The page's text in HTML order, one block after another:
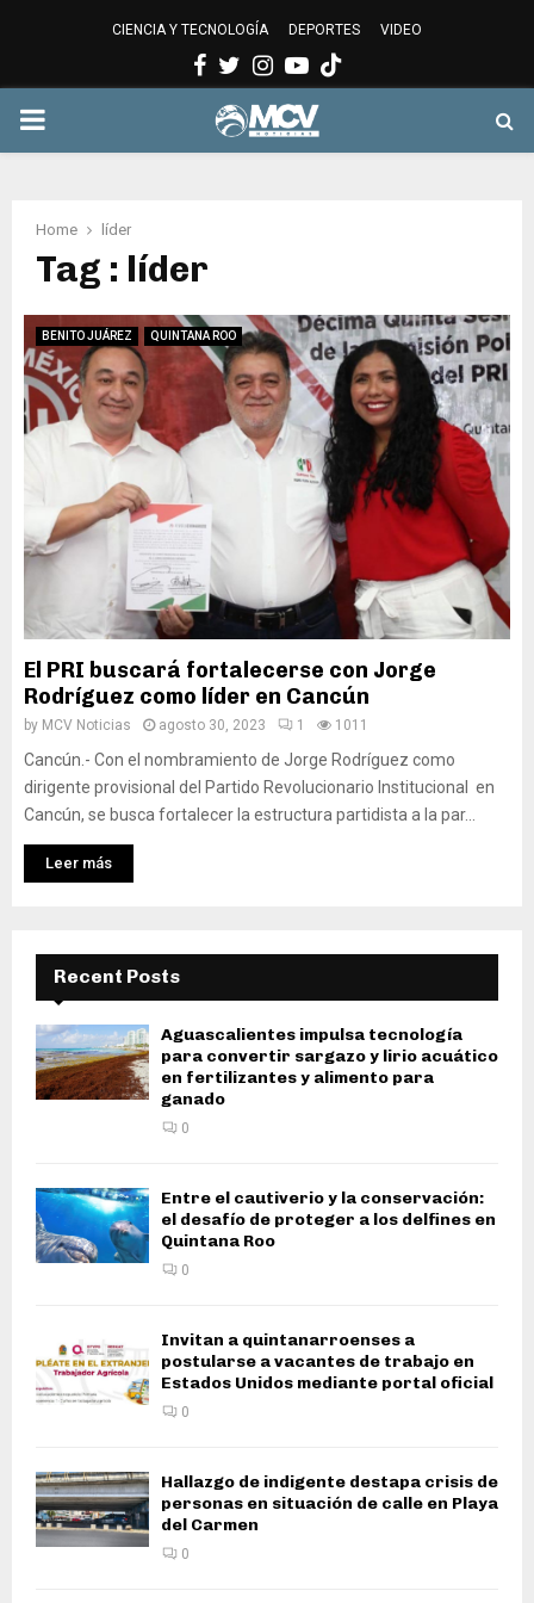
CIENCIA Y TECNOLOGÍA DEPORTES VIDEO
Facebook
Twitter
Instagram
Youtube
PRIMARY
Home líder
Tag : líder
BENITO JUÁREZ QUINTANA ROO
El PRI buscará fortalecerse con Jorge
Rodríguez como líder en Cancún
by MCV Noticias agosto 30, 2023 1 1011
Cancún.- Con el nombramiento de Jorge Rodríguez como
dirigente provisional del Partido Revolucionario Institucional en
Cancún, se busca fortalecer la estructura partidista a la par...
Leer más
Recent Posts
Aguascalientes impulsa tecnología
para convertir sargazo y lirio acuático
en fertilizantes y alimento para
ganado
0
Entre el cautiverio y la conservación:
el desafío de proteger a los delfines en
Quintana Roo
0
Invitan a quintanarroenses a
postularse a vacantes de trabajo en
Estados Unidos mediante portal oficial
0
Hallazgo de indigente destapa crisis de
personas en situación de calle en Playa
del Carmen
0